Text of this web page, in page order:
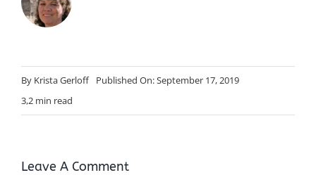
By Krista Gerloff
Published On: September 17, 2019
3,2 min read
Leave A Comment